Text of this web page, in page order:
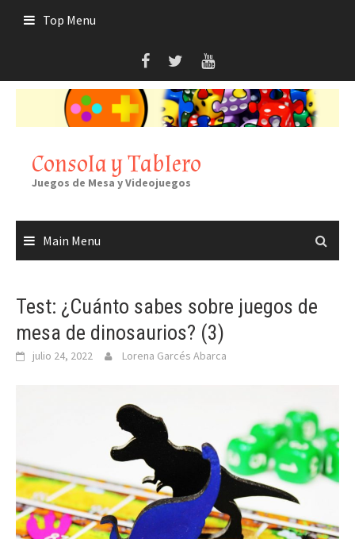
Top Menu
Consola y Tablero
Juegos de Mesa y Videojuegos
Main Menu
Test: ¿Cuánto sabes sobre juegos de
mesa de dinosaurios? (3)
julio 24, 2022 Lorena Garcés Abarca